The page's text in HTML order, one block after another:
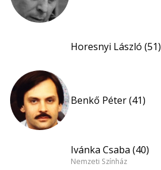
Horesnyi László (51)
Benkő Péter (41)
Ivánka Csaba (40)
Nemzeti Színház